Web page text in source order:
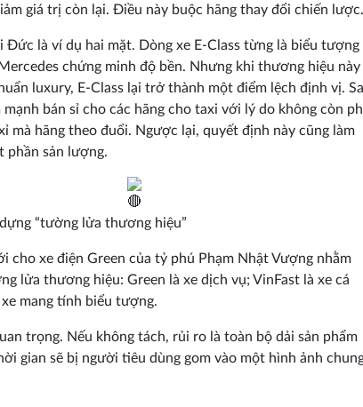
giá trị còn lại. Điều này buộc hãng thay đổi chiến lược.
Đức là ví dụ hai mặt. Dòng xe E-Class từng là biểu tượng
chứng minh độ bền. Nhưng khi thương hiệu này
luxury, E-Class lại trở thành một điểm lệch định vị.
mạnh bán sỉ cho các hãng cho taxi với lý do không còn
mà hãng theo đuổi. Ngược lại, quyết định này cũng làm
phần sản lượng.
“tường lửa thương hiệu”
cho xe điện Green của tỷ phú Phạm Nhật Vượng nhằm
lửa thương hiệu: Green là xe dịch vụ; VinFast là xe cá
mang tính biểu tượng.
trọng. Nếu không tách, rủi ro là toàn bộ dải sản phẩm
gian sẽ bị người tiêu dùng gom vào một hình ảnh